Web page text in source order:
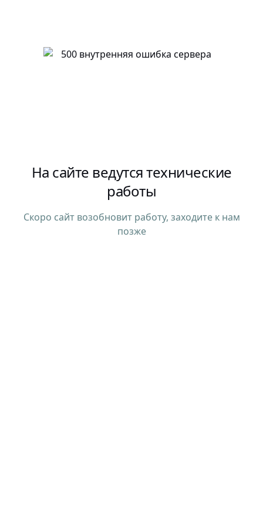
На сайте ведутся технические
работы
Скоро сайт возобновит работу, заходите к нам
позже